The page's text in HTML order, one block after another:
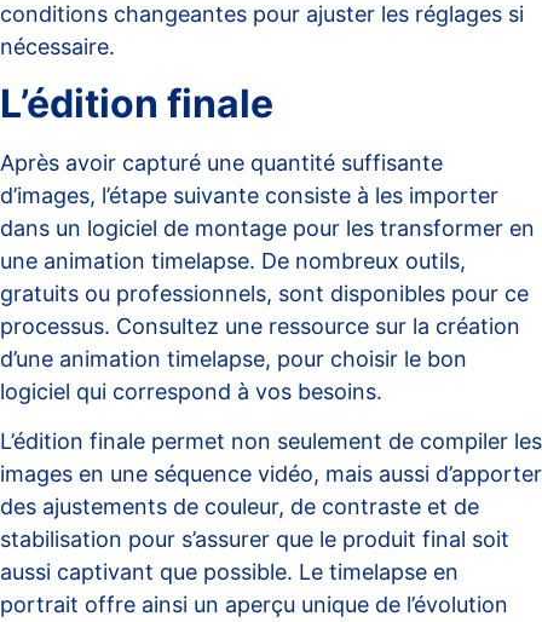
conditions changeantes pour ajuster les réglages si
nécessaire.
L’édition finale
Après avoir capturé une quantité suffisante
d’images, l’étape suivante consiste à les importer
dans un logiciel de montage pour les transformer en
une animation timelapse. De nombreux outils,
gratuits ou professionnels, sont disponibles pour ce
processus. Consultez une ressource sur la création
d’une animation timelapse, pour choisir le bon
logiciel qui correspond à vos besoins.
L’édition finale permet non seulement de compiler les
images en une séquence vidéo, mais aussi d’apporter
des ajustements de couleur, de contraste et de
stabilisation pour s’assurer que le produit final soit
aussi captivant que possible. Le timelapse en
portrait offre ainsi un aperçu unique de l’évolution